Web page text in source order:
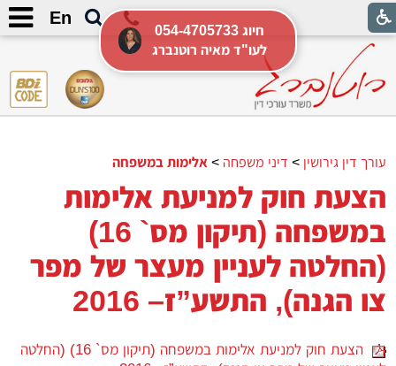
En
עורך דין גירושין > דיני משפחה > אלימות במשפחה
הצעת חוק למניעת אלימות
במשפחה (תיקון מס` 16)
(החלטה לעניין מעצר של מפר
צו הגנה), התשע”ז– 2016
הצעת חוק למניעת אלימות במשפחה (תיקון מס` 16) (החלטה
054-4705733 חיוג
לעו"ד מאיה רוטנברג